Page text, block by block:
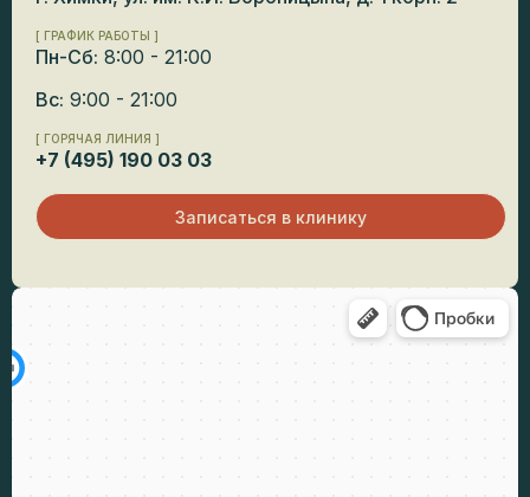
[ ГРАФИК РАБОТЫ ]
Пн-Сб: 8:00 - 21:00
Вс: 9:00 - 21:00
[ ГОРЯЧАЯ ЛИНИЯ ]
+7 (495) 190 03 03
Записаться в клинику